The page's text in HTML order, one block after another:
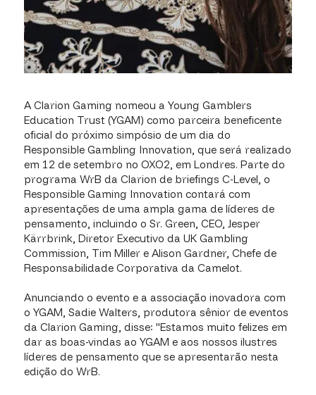
A Clarion Gaming nomeou a Young Gamblers
Education Trust (YGAM) como parceira beneficente
oficial do próximo simpósio de um dia do
Responsible Gambling Innovation, que será realizado
em 12 de setembro no OXO2, em Londres. Parte do
programa WrB da Clarion de briefings C-Level, o
Responsible Gaming Innovation contará com
apresentações de uma ampla gama de líderes de
pensamento, incluindo o Sr. Green, CEO, Jesper
Kärrbrink, Diretor Executivo da UK Gambling
Commission, Tim Miller e Alison Gardner, Chefe de
Responsabilidade Corporativa da Camelot.
Anunciando o evento e a associação inovadora com
o YGAM, Sadie Walters, produtora sênior de eventos
da Clarion Gaming, disse: "Estamos muito felizes em
dar as boas-vindas ao YGAM e aos nossos ilustres
líderes de pensamento que se apresentarão nesta
edição do WrB.